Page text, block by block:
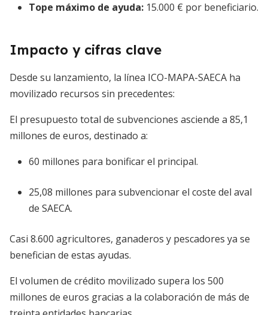
Tope máximo de ayuda: 15.000 € por beneficiario.
Impacto y cifras clave
Desde su lanzamiento, la línea ICO-MAPA-SAECA ha
movilizado recursos sin precedentes:
El presupuesto total de subvenciones asciende a 85,1
millones de euros, destinado a:
60 millones para bonificar el principal.
25,08 millones para subvencionar el coste del aval
de SAECA.
Casi 8.600 agricultores, ganaderos y pescadores ya se
benefician de estas ayudas.
El volumen de crédito movilizado supera los 500
millones de euros gracias a la colaboración de más de